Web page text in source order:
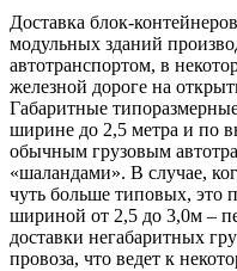
Доставка блок-
модульных зданий
автотранспортом, в
железной дороге на
Габаритные
ширине до 2,5 метра и по
обычным грузовым
«шаландами». В случае,
чуть больше типовых, это
шириной от 2,5 до 3,0м –
доставки негабаритных
провоза, что ведет к